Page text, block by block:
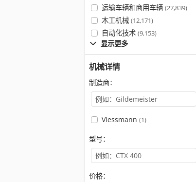
运输车辆和商用车辆 (27,839)
木工机械 (12,171)
自动化技术 (9,153)
显示更多
机械详情
制造商：
Viessmann (1)
型号：
价格：